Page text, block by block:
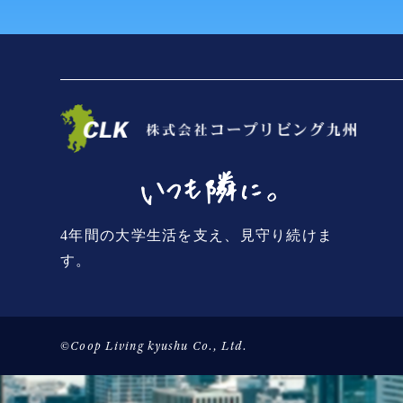
4年間の大学生活を支え、見守り続けま
す。
©Coop Living kyushu Co., Ltd.